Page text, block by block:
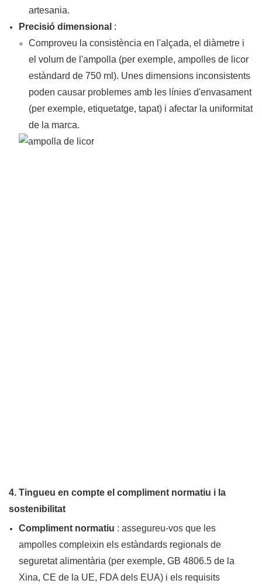
artesania.
Precisió dimensional :
Comproveu la consistència en l'alçada, el diàmetre i
el volum de l'ampolla (per exemple, ampolles de licor
estàndard de 750 ml). Unes dimensions inconsistents
poden causar problemes amb les línies d'envasament
(per exemple, etiquetatge, tapat) i afectar la uniformitat
de la marca.
4. Tingueu en compte el compliment normatiu i la
sostenibilitat
Compliment normatiu : assegureu-vos que les
ampolles compleixin els estàndards regionals de
seguretat alimentària (per exemple, GB 4806.5 de la
Xina, CE de la UE, FDA dels EUA) i els requisits